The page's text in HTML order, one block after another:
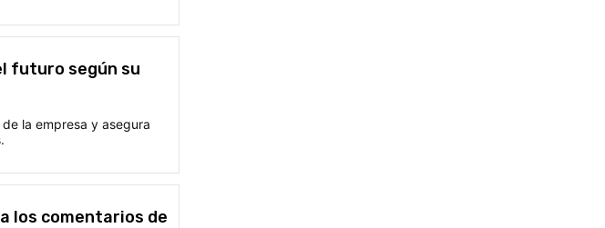
futuro según su
la empresa y asegura
los comentarios de